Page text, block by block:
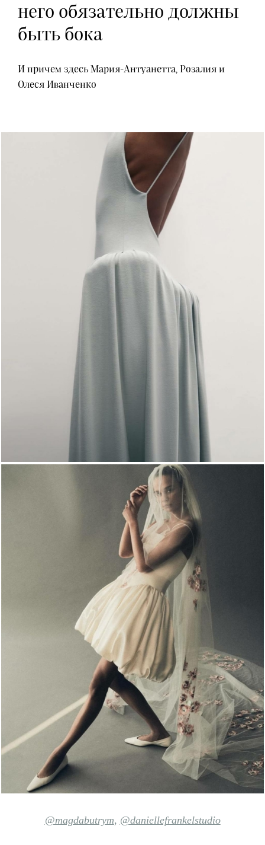
него обязательно должны
быть бока
И причем здесь Мария-Антуанетта, Розалия и
Олеся Иванченко
@magdabutrym, @daniellefrankelstudio